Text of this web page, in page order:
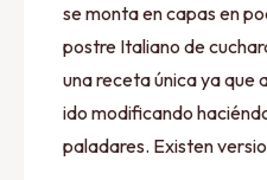
se monta en capas en
postre Italiano de
una receta única ya que
ido modificando
paladares. Existen